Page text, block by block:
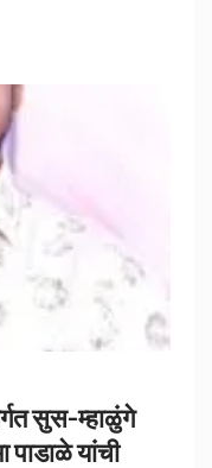
सुस-म्हाळुंगे
पाडाळे यांची